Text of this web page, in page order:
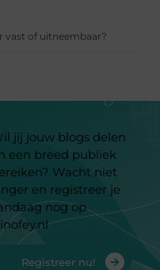
vast of uitneembaar?
jij jouw blogs delen
een breed publiek
Wacht niet
en registreer je
nog op
Registreer nu!